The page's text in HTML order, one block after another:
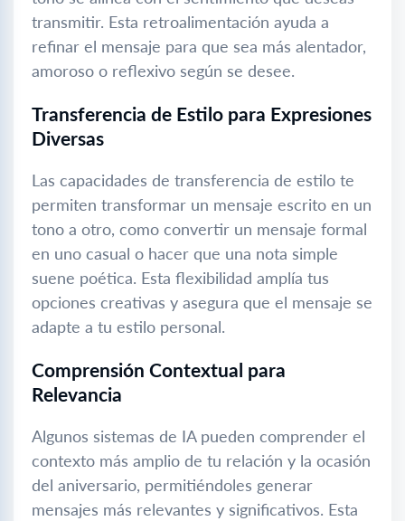
transmitir. Esta retroalimentación ayuda a
refinar el mensaje para que sea más alentador,
amoroso o reflexivo según se desee.
Transferencia de Estilo para Expresiones
Diversas
Las capacidades de transferencia de estilo te
permiten transformar un mensaje escrito en un
tono a otro, como convertir un mensaje formal
en uno casual o hacer que una nota simple
suene poética. Esta flexibilidad amplía tus
opciones creativas y asegura que el mensaje se
adapte a tu estilo personal.
Comprensión Contextual para
Relevancia
Algunos sistemas de IA pueden comprender el
contexto más amplio de tu relación y la ocasión
del aniversario, permitiéndoles generar
mensajes más relevantes y significativos. Esta